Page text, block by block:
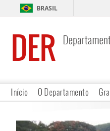
BRASIL
DER
Início O Departamento